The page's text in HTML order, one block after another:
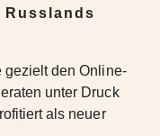
gezielt den Online-
unter Druck
als neuer